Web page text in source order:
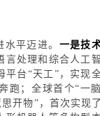
平迈进。 一是技
言处理和综合人工
平台“天工”，实现
跑；全球首个“一
开物”，首次实现